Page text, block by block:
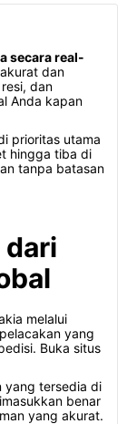
secara real-
dan
dan
Anda kapan
prioritas utama
hingga tiba di
tanpa batasan
dari
melalui
yang
Buka situs
yang tersedia di
benar
yang akurat.